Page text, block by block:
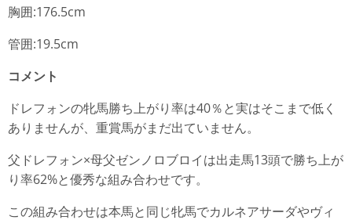
胸囲:176.5cm
管囲:19.5cm
コメント
ドレフォンの牝馬勝ち上がり率は40％と実はそこまで低く
ありませんが、重賞馬がまだ出ていません。
父ドレフォン×母父ゼンノロブロイは出走馬13頭で勝ち上が
り率62%と優秀な組み合わせです。
この組み合わせは本馬と同じ牝馬でカルネアサーダやヴィ